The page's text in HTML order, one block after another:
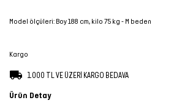
Model ölçüleri: Boy 188 cm, kilo 75 kg - M beden
Kargo
1.000 TL VE ÜZERİ KARGO BEDAVA
Ürün Detay